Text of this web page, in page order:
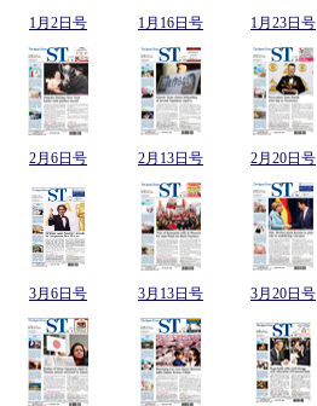
1月2日号 1月16日号 1月23日号
2月6日号 2月13日号 2月20日号
3月6日号 3月13日号 3月20日号